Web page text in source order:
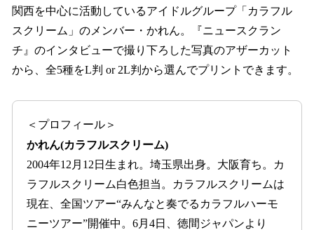
関西を中心に活動しているアイドルグループ「カラフル
スクリーム」のメンバー・かれん。『ニュースクラン
チ』のインタビューで撮り下ろした写真のアザーカット
から、全5種をL判 or 2L判から選んでプリントできます。
＜プロフィール＞
かれん(カラフルスクリーム)
2004年12月12日生まれ。埼玉県出身。大阪育ち。カ
ラフルスクリーム白色担当。カラフルスクリームは
現在、全国ツアー“みんなと奏でるカラフルハーモ
ニーツアー”開催中。6月4日、徳間ジャパンより